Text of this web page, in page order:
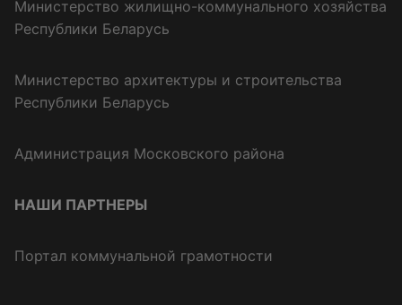
Министерство жилищно-коммунального хозяйства
Республики Беларусь
Министерство архитектуры и строительства
Республики Беларусь
Администрация Московского района
НАШИ ПАРТНЕРЫ
Портал коммунальной грамотности